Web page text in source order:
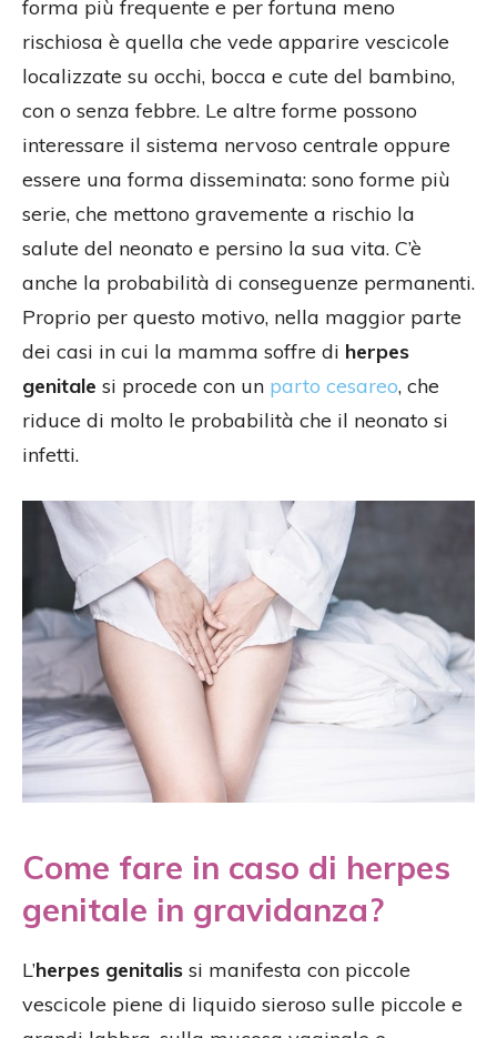
forma più frequente e per fortuna meno
rischiosa è quella che vede apparire vescicole
localizzate su occhi, bocca e cute del bambino,
con o senza febbre. Le altre forme possono
interessare il sistema nervoso centrale oppure
essere una forma disseminata: sono forme più
serie, che mettono gravemente a rischio la
salute del neonato e persino la sua vita. C’è
anche la probabilità di conseguenze permanenti.
Proprio per questo motivo, nella maggior parte
dei casi in cui la mamma soffre di herpes
genitale si procede con un parto cesareo, che
riduce di molto le probabilità che il neonato si
infetti.
Come fare in caso di herpes
genitale in gravidanza?
L’herpes genitalis si manifesta con piccole
vescicole piene di liquido sieroso sulle piccole e